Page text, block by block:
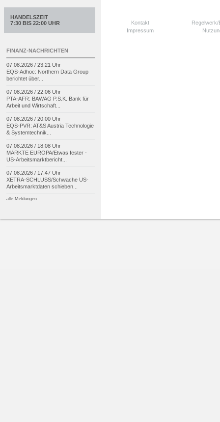
Kontakt
Impressum
HANDELSZEIT
7:30 BIS 22:00 UHR
FINANZ-NACHRICHTEN
07.08.2026 / 23:21 Uhr
EQS-Adhoc: Northern Data Group
berichtet über...
07.08.2026 / 22:06 Uhr
PTA-AFR: BAWAG P.S.K. Bank für
Arbeit und Wirtschaft...
07.08.2026 / 20:00 Uhr
EQS-PVR: AT&S Austria Technologie
& Systemtechnik...
07.08.2026 / 18:08 Uhr
MÄRKTE EUROPA/Etwas fester -
US-Arbeitsmarktbericht...
07.08.2026 / 17:47 Uhr
XETRA-SCHLUSS/Schwache US-
Arbeitsmarktdaten schieben...
alle Meldungen